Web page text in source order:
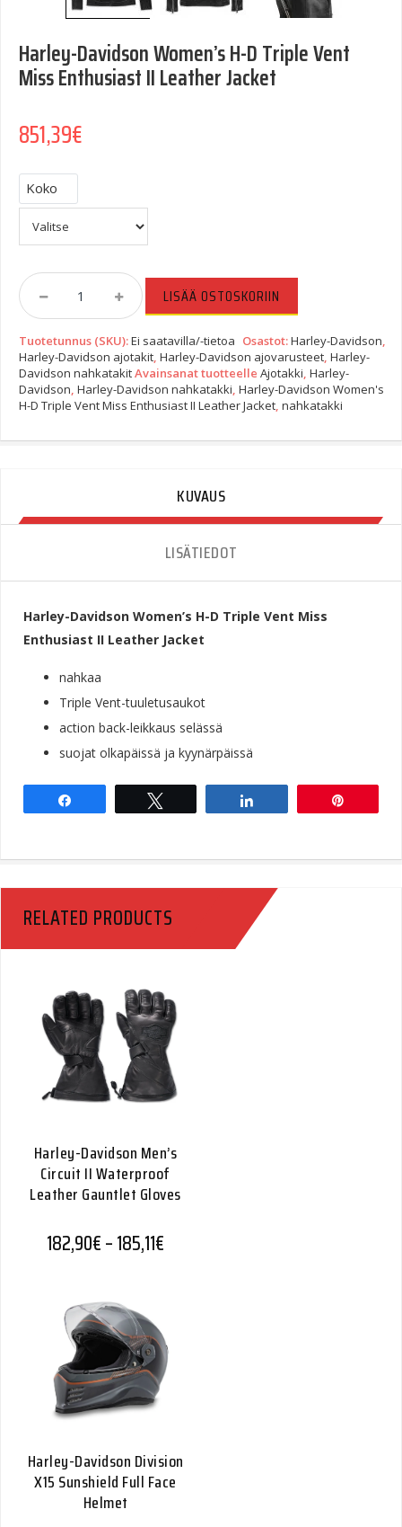
Harley-Davidson Women’s H-D Triple Vent
Miss Enthusiast II Leather Jacket
851,39€
Koko
Harley-
Davidson
H-
D
Triple
Vent
Enthusiast
Quantity
LISÄÄ OSTOSKORIIN
Tuotetunnus (SKU):Ei saatavilla/-tietoa Osastot:Harley-Davidson,
Harley-Davidson ajotakit, Harley-Davidson ajovarusteet, Harley-
Davidson nahkatakitAvainsanat tuotteelle Ajotakki, Harley-
Davidson, Harley-Davidson nahkatakki, Harley-Davidson Women's
H-D Triple Vent Miss Enthusiast II Leather Jacket, nahkatakki
KUVAUS
LISÄTIEDOT
Harley-Davidson Women’s H-D Triple Vent Miss
Enthusiast II Leather Jacket
nahkaa
Triple Vent-tuuletusaukot
action back-leikkaus selässä
suojat olkapäissä ja kyynärpäissä
RELATED PRODUCTS
Harley-Davidson Men’s
Circuit II Waterproof
Leather Gauntlet Gloves
182,90€–185,11€
Harley-Davidson Division
X15 Sunshield Full Face
Helmet